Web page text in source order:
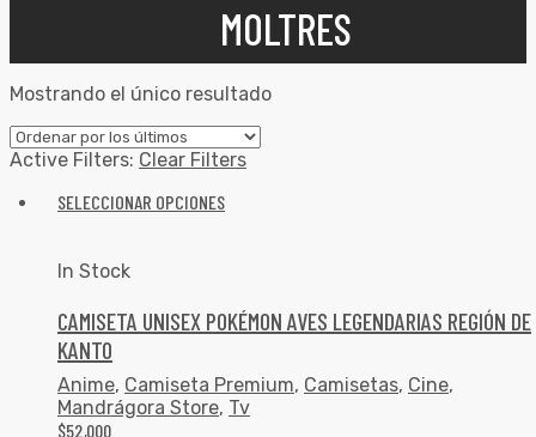
MOLTRES
Mostrando el único resultado
Active Filters: Clear Filters
SELECCIONAR OPCIONES
In Stock
CAMISETA UNISEX POKÉMON AVES LEGENDARIAS REGIÓN DE
KANTO
Anime, Camiseta Premium, Camisetas, Cine,
Mandrágora Store, Tv
$52,000